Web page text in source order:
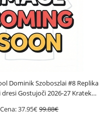
Dominik Szoboszlai #8 Replika
Gostujoči 2026-27 Kratek
Cena:37.95€99.88€